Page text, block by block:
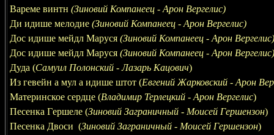
Вареме винтн (Зиновий Компанеец - Арон Вергелис)
Ди идише мелодие (Зиновий Компанеец - Арон Вергелис)
Дос идише мейдл Маруся (Зиновий Компанеец - Арон Вергелис)
Дос идише мейдл Маруся (Зиновий Компанеец - Арон Вергелис)
Дуда (Самуил Полонский - Лазарь Кацович)
Из гевейн а мул а идише штот (Евгений Жарковский - Арон
Материнское сердце (Владимир Терлецкий - Арон Вергелис)
Песенка Гершеле (Зиновий Заграничный - Моисей Гершензон)
Песенка Двоси (Зиновий Заграничный - Моисей Гершензон)